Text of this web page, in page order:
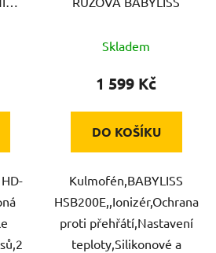
Skladem
1 599 Kč
DO KOŠÍKU
Kulmofén,BABYLISS
HSB200E,,Ionizér,Ochrana
proti přehřátí,Nastavení
teploty,Silikonové a